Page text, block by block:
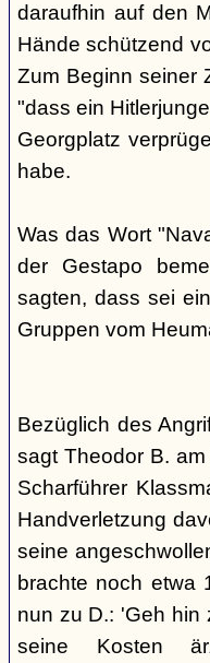
daraufhin auf den
Hände schützend
Zum Beginn seiner
"dass ein
Georgplatz
habe.
Was das Wort
der Gestapo
sagten, dass sei
Gruppen vom
Bezüglich des
sagt Theodor B.
Scharführer
Handverletzung
seine
brachte noch etwa
nun zu D.: 'Geh hin
seine Kosten